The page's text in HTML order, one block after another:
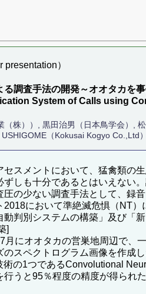
）
調査手法の開発～オオタカを
System of Calls using
株））, 黒田治男（日本鳥学会）, 松
（Kokusai Kogyo Co.,Ltd
スメントにおいて、猛禽類の
しも十分であるとはいえない
の少ない調査手法として、録
において準絶滅危惧（NT
判別システムの構築」及び「
]
にオオタカの営巣地周辺で、
スペクトログラム画像を作成
の1つであるConvolutional
うと95％程度の精度が得ら